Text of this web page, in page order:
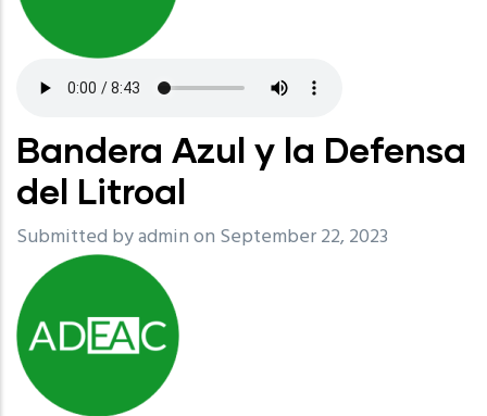
Bandera Azul y la Defensa
del Litroal
Submitted byadminon September 22, 2023